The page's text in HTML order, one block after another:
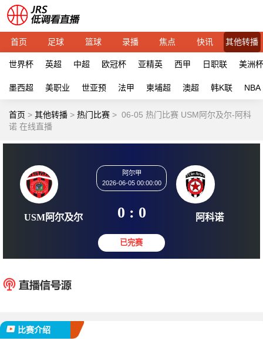
首页 足球 篮球 录播 焦点 快讯 其他转播
世界杯 英超 中超 欧冠杯 亚精英 西甲 日职联 美洲杯
墨西超 美职业 世亚预 法甲 柬埔超 澳超 韩K联 NBA
首页 > 其他转播 > 热门比赛 > 06-05 热门比赛 USM阿尔及尔-阿科
诺 在线直播
2026-06-05 00:00:00
0 : 0
比赛介绍